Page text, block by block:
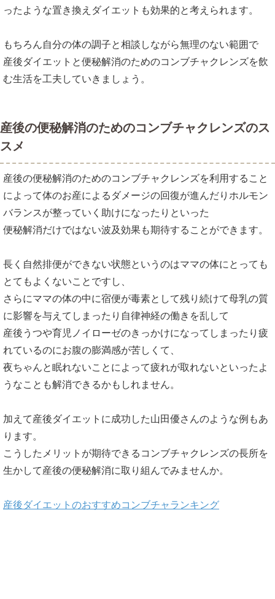
ったような置き換えダイエットも効果的と考えられます。
もちろん自分の体の調子と相談しながら無理のない範囲で
産後ダイエットと便秘解消のためのコンブチャクレンズを飲
む生活を工夫していきましょう。
産後の便秘解消のためのコンブチャクレンズのス
スメ
産後の便秘解消のためのコンブチャクレンズを利用すること
によって体のお産によるダメージの回復が進んだりホルモン
バランスが整っていく助けになったりといった
便秘解消だけではない波及効果も期待することができます。
長く自然排便ができない状態というのはママの体にとっても
とてもよくないことですし、
さらにママの体の中に宿便が毒素として残り続けて母乳の質
に影響を与えてしまったり自律神経の働きを乱して
産後うつや育児ノイローゼのきっかけになってしまったり疲
れているのにお腹の膨満感が苦しくて、
夜ちゃんと眠れないことによって疲れが取れないといったよ
うなことも解消できるかもしれません。
加えて産後ダイエットに成功した山田優さんのような例もあ
ります。
こうしたメリットが期待できるコンブチャクレンズの長所を
生かして産後の便秘解消に取り組んでみませんか。
産後ダイエットのおすすめコンブチャランキング